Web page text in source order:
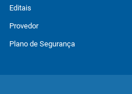
Editais
Provedor
Plano de Segurança